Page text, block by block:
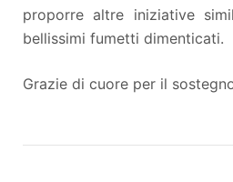
proporre altre iniziative
bellissimi fumetti dimenticati.
Grazie di cuore per il